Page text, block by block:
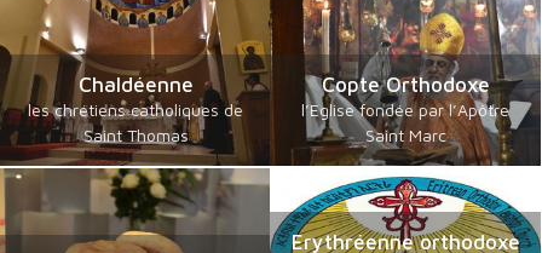
Chaldéenne
les chrétiens catholiques de
Saint Thomas
Copte Orthodoxe
l’Eglise fondée par l’Apôtre
Saint Marc
Erythréenne orthodoxe